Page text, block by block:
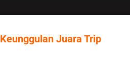
Keunggulan Juara Trip